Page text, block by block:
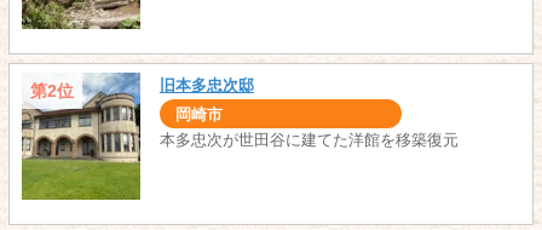
第2位 旧本多忠次邸
岡崎市
本多忠次が世田谷に建てた洋館を移築復元